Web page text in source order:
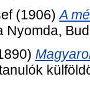
(1906)A
Nyomda,